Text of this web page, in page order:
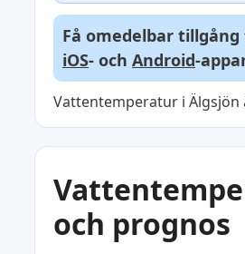
Få omedelbar
iOS- och Android-
Vattentemperatur i Älgsjön
och prognos